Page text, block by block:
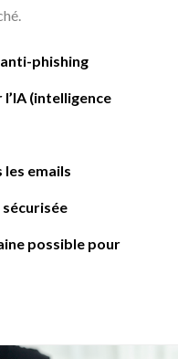
phishing
(intelligence
les emails
possible pour